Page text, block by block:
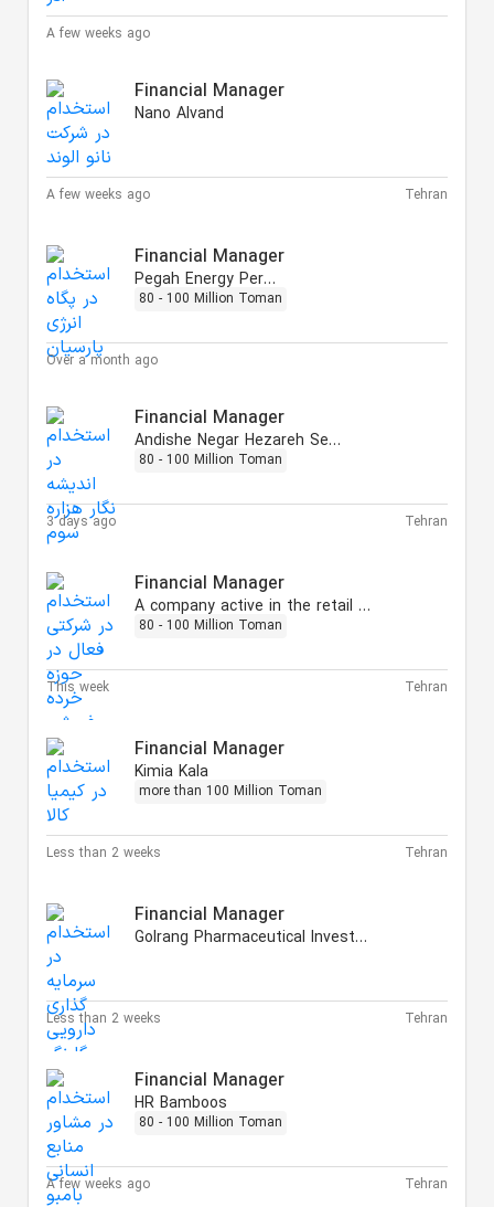
A few weeks ago
Financial Manager
Nano Alvand
A few weeks ago Tehran
Financial Manager
Pegah Energy Persian
80 - 100 Million Toman
Over a month ago
Financial Manager
Andishe Negar Hezareh Sevvom
80 - 100 Million Toman
3 days ago Tehran
Financial Manager
A company active in the retail sector
80 - 100 Million Toman
This week Tehran
Financial Manager
Kimia Kala
more than 100 Million Toman
Less than 2 weeks Tehran
Financial Manager
Golrang Pharmaceutical Investment
Less than 2 weeks Tehran
Financial Manager
HR Bamboos
80 - 100 Million Toman
A few weeks ago Tehran